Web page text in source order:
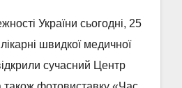
України сьогодні, 25
швидкої медичної
сучасний Центр